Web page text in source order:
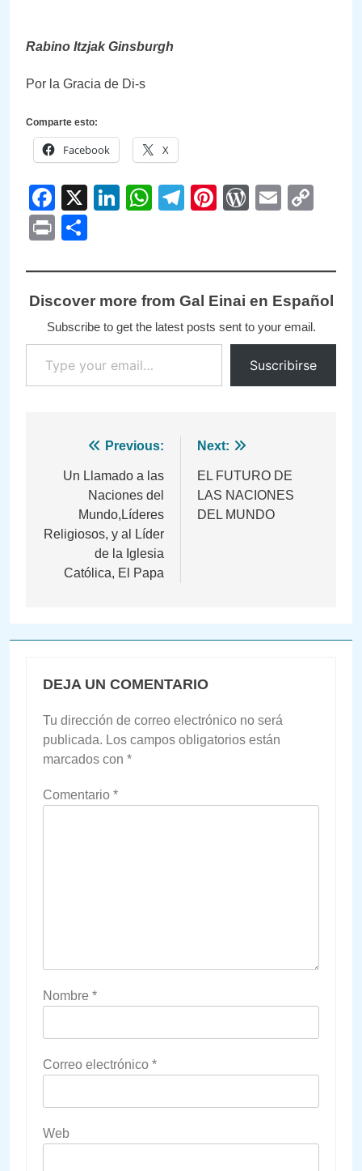
Rabino Itzjak Ginsburgh
Por la Gracia de Di-s
Comparte esto:
Facebook X
Facebook
X LinkedIn
WhatsApp
Telegram
PinterestEmail
Print
Discover more from Gal Einai en Español
Subscribe to get the latest posts sent to your email.
Type your email…
Suscribirse
Navegación
entradas
Previous:
Un Llamado a las
Naciones del
Mundo,Líderes
Religiosos, y al Líder
de la Iglesia
Católica, El Papa
Next:
EL FUTURO DE
LAS NACIONES
DEL MUNDO
DEJA UN COMENTARIO
Tu dirección de correo electrónico no será
publicada. Los campos obligatorios están
marcados con *
Comentario *
Nombre *
Correo electrónico *
Web